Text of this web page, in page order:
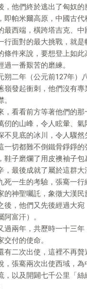
，他們終於逃出了匈奴的
即帕米爾高原，中國古
最西端，橫跨塔吉克、中
行面對的最大挑戰，就
條件來說，要想登上如
過一番艱苦的磨練。
朔二年（公元前127年）
嶺發起衝刺，他們沒有
，看看前方等著他們的那
仞的山峰，令人眩暈、
不見底的冰川，令人驟
一切都難不倒鐵骨錚錚
鞋子磨爛了用皮襖袖子
，最後成就了屬於這群大
死一生的考驗，張騫一
的神聖囑託，象徵大漢民
後，他們又先後經過大
阿富汗）。
過兩年，共歷時一十三
交付的使命。
有二次出使，這裡不再贅
，張騫兩次出使西域，
，以及開闢七千公里「絲